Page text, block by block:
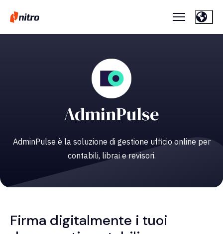
AdminPulse
AdminPulse è la soluzione di gestione ufficio online per
contabili, librai e revisori.
Firma digitalmente i tuoi